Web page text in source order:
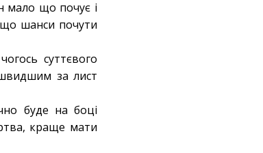
мало що почує і
шанси почути
суттєвого
за лист
буде на боці
краще мати